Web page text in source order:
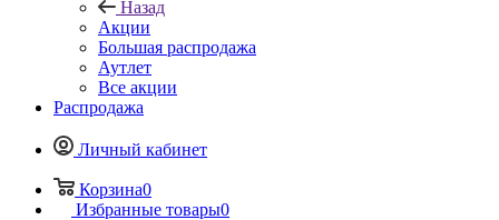
Назад
Акции
Большая распродажа
Аутлет
Все акции
Распродажа
Личный кабинет
Корзина0
Избранные товары0